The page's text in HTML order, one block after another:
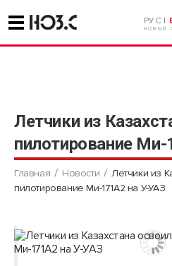
РУС |
НОВЫЙ
Летчики из
пилотирование
Главная Новости
Летчики из
пилотирование Ми-171А2 на У-УАЗ